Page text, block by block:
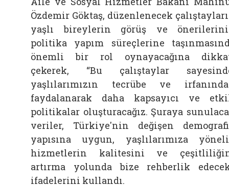
Özdemir Göktaş, düzenlenecek
yaşlı bireylerin görüş ve
politika yapım süreçlerine
önemli bir rol oynayacağına
çekerek, “Bu çalıştaylar
yaşlılarımızın tecrübe ve
faydalanarak daha kapsayıcı ve
politikalar oluşturacağız. Şuraya
veriler, Türkiye'nin değişen
yapısına uygun, yaşlılarımıza
hizmetlerin kalitesini ve
artırma yolunda bize rehberlik
ifadelerini kullandı.